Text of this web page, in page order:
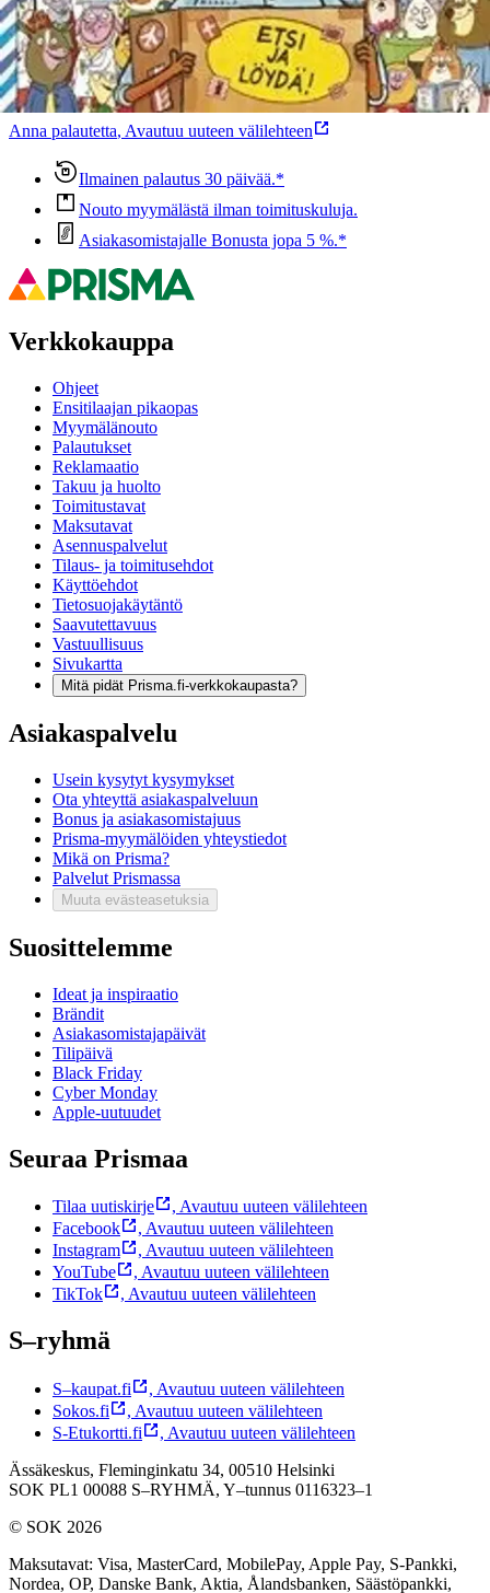
Oletko tyytyväinen tuotetietoihin?
Ovatko tuotetiedot riittävät? Jos tuotetiedoissa on puutteita tai niitä
voisi muuten parantaa, anna palautetta.
Anna palautetta, Avautuu uuteen välilehteen
Ilmainen palautus 30 päivää.*
Nouto myymälästä ilman toimituskuluja.
Asiakasomistajalle Bonusta jopa 5 %.*
Verkkokauppa
Ohjeet
Ensitilaajan pikaopas
Myymälänouto
Palautukset
Reklamaatio
Takuu ja huolto
Toimitustavat
Maksutavat
Asennuspalvelut
Tilaus- ja toimitusehdot
Käyttöehdot
Tietosuojakäytäntö
Saavutettavuus
Vastuullisuus
Sivukartta
Mitä pidät Prisma.fi-verkkokaupasta?
Asiakaspalvelu
Usein kysytyt kysymykset
Ota yhteyttä asiakaspalveluun
Bonus ja asiakasomistajuus
Prisma-myymälöiden yhteystiedot
Mikä on Prisma?
Palvelut Prismassa
Muuta evästeasetuksia
Suosittelemme
Ideat ja inspiraatio
Brändit
Asiakasomistajapäivät
Tilipäivä
Black Friday
Cyber Monday
Apple-uutuudet
Seuraa Prismaa
Tilaa uutiskirje , Avautuu uuteen välilehteen
Facebook
, Avautuu uuteen välilehteen
Instagram
, Avautuu uuteen välilehteen
YouTube
, Avautuu uuteen välilehteen
TikTok
, Avautuu uuteen välilehteen
S–ryhmä
S–kaupat.fi , Avautuu uuteen välilehteen
Sokos.fi
, Avautuu uuteen välilehteen
S-Etukortti.fi
, Avautuu uuteen välilehteen
Ässäkeskus, Fleminginkatu 34, 00510 Helsinki
SOK PL1 00088 S–RYHMÄ, Y–tunnus 0116323–1
© SOK 2026
Maksutavat: Visa, MasterCard, MobilePay, Apple Pay, S-Pankki,
Nordea, OP, Danske Bank, Aktia, Ålandsbanken, Säästöpankki,